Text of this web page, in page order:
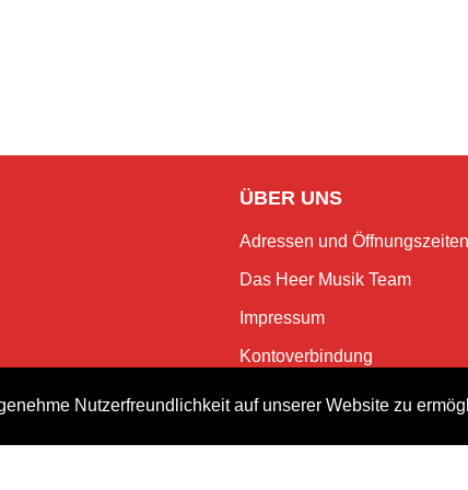
Nutzerfreundlichkeit auf unserer Website zu
ÜBER UNS
Adressen und Öffnungszeiten
Das Heer Musik Team
Impressum
Kontoverbindung
Jobs